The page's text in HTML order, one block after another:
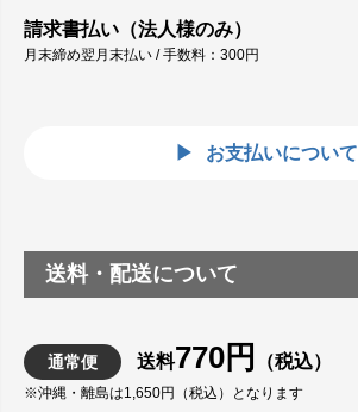
請求書払い（法人様のみ）
月末締め翌月末払い / 手数料：300円
お支払いについて
送料・配送について
通常便 送料770円 （税込）
※沖縄・離島は1,650円（税込）となります